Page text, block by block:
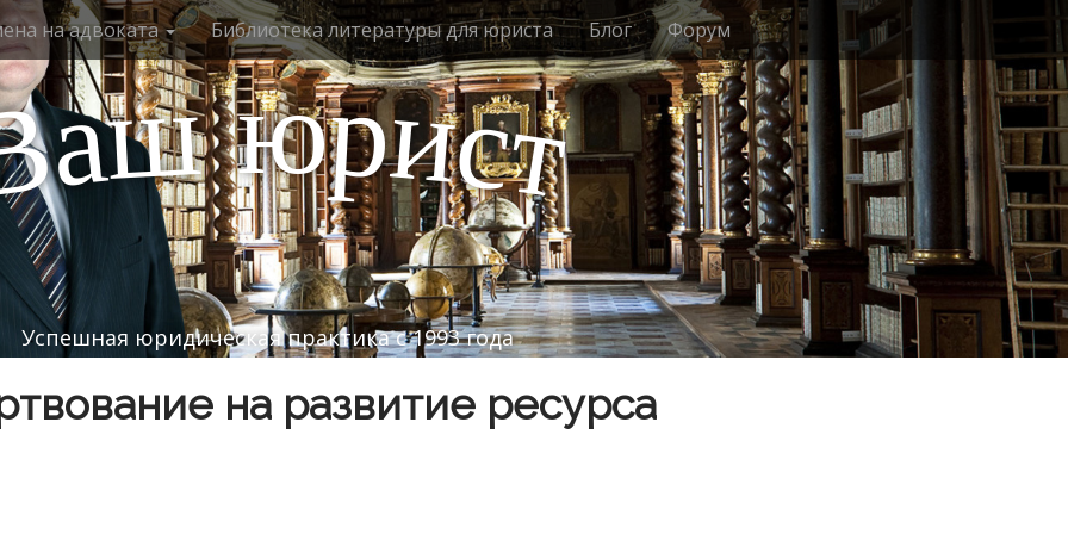
на адвоката Библиотека литературы для юриста Блог Форум
аш юрист
Успешная юридическая практика с 1993 года
на развитие ресурса